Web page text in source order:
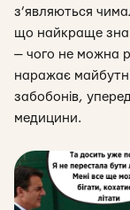
з’являються
що найкраще
— чого не можна
наражає
забобонів,
медицини.